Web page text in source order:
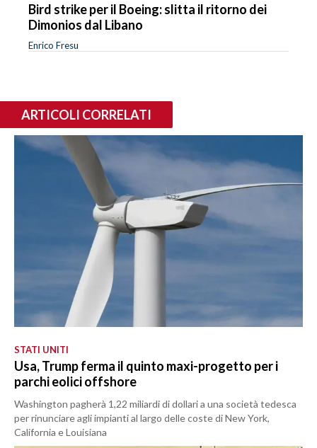
Bird strike per il Boeing: slitta il ritorno dei
Dimonios dal Libano
Enrico Fresu
ARTICOLI CORRELATI
STATI UNITI
Usa, Trump ferma il quinto maxi-progetto per i
parchi eolici offshore
Washington pagherà 1,22 miliardi di dollari a una società tedesca
per rinunciare agli impianti al largo delle coste di New York,
California e Louisiana